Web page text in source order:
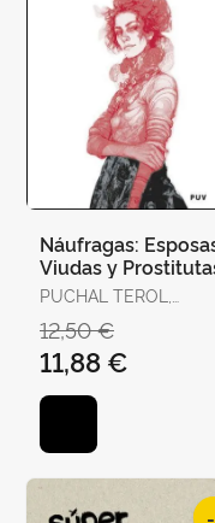
Náufragas:
Viudas y
en la Escena
PUCHAL TEROL,
12,50 €
11,88 €